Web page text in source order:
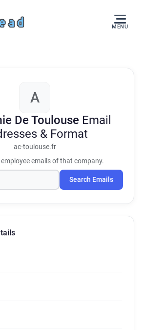
MENU
A
De Toulouse Email
& Format
ac-toulouse.fr
employee emails of that company.
Search Emails